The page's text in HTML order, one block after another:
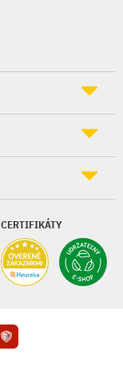
CERTIFIKÁTY